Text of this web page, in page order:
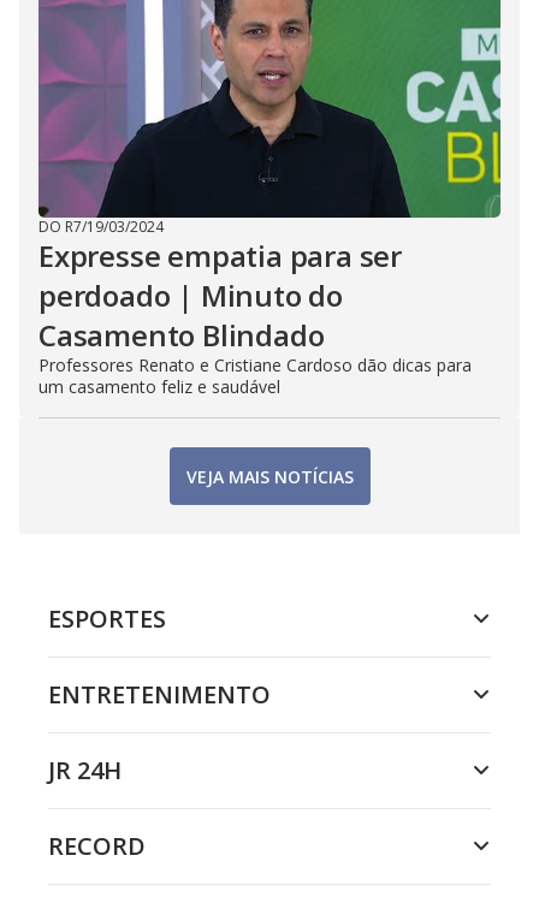
DO R7/19/03/2024
Expresse empatia para ser
perdoado | Minuto do
Casamento Blindado
Professores Renato e Cristiane Cardoso dão dicas para
um casamento feliz e saudável
VEJA MAIS NOTÍCIAS
ESPORTES
ENTRETENIMENTO
JR 24H
RECORD